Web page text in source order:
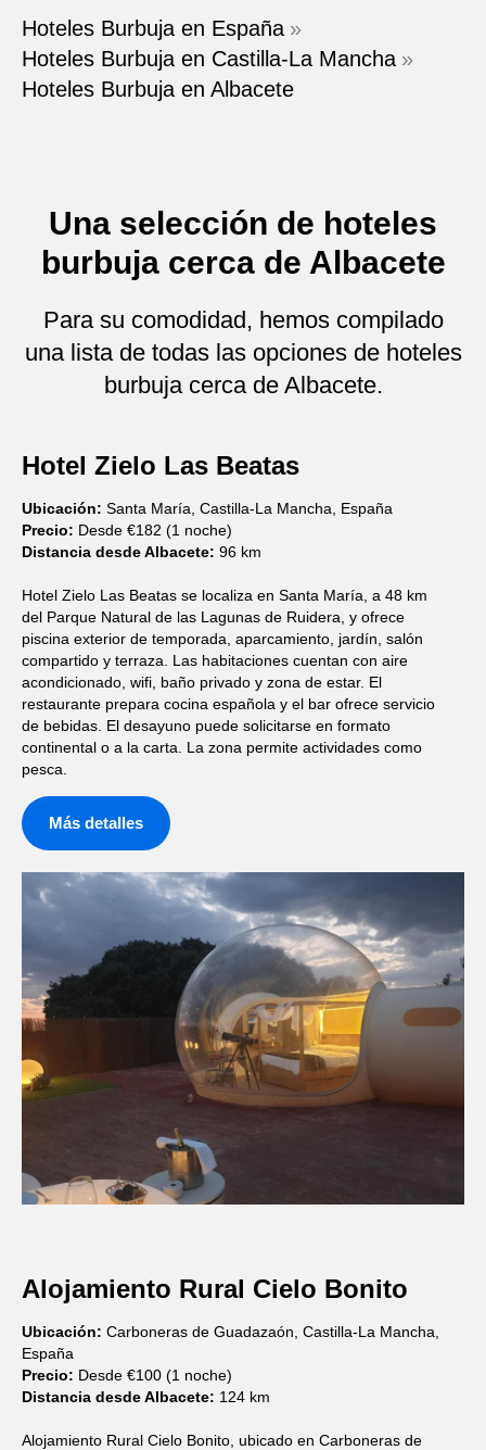
Hoteles Burbuja en España »
Hoteles Burbuja en Castilla-La Mancha »
Hoteles Burbuja en Albacete
Una selección de hoteles
burbuja cerca de Albacete
Para su comodidad, hemos compilado
una lista de todas las opciones de hoteles
burbuja cerca de Albacete.
Hotel Zielo Las Beatas
Ubicación: Santa María, Castilla-La Mancha, España
Precio: Desde €182 (1 noche)
Distancia desde Albacete: 96 km
Hotel Zielo Las Beatas se localiza en Santa María, a 48 km
del Parque Natural de las Lagunas de Ruidera, y ofrece
piscina exterior de temporada, aparcamiento, jardín, salón
compartido y terraza. Las habitaciones cuentan con aire
acondicionado, wifi, baño privado y zona de estar. El
restaurante prepara cocina española y el bar ofrece servicio
de bebidas. El desayuno puede solicitarse en formato
continental o a la carta. La zona permite actividades como
pesca.
Más detalles
Alojamiento Rural Cielo Bonito
Ubicación: Carboneras de Guadazaón, Castilla-La Mancha,
España
Precio: Desde €100 (1 noche)
Distancia desde Albacete: 124 km
Alojamiento Rural Cielo Bonito, ubicado en Carboneras de